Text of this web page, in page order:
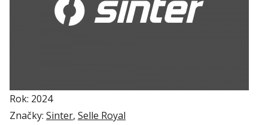
Rok: 2024
Značky: Sinter, Selle Royal